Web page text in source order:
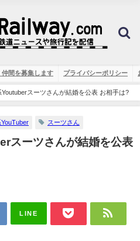
仲間を募集します プライバシーポリシー
Youtuberスーツさんが結婚を公表 お相手は?
スーツさん
スーツさんが結婚を公表
LINE